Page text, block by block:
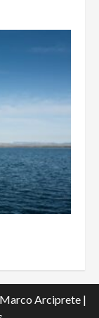
Arciprete |